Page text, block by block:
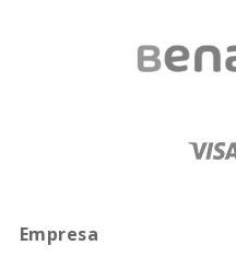
Empresa